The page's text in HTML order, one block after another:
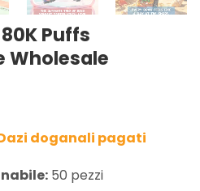
Puffs
Wholesale
doganali pagati
50 pezzi